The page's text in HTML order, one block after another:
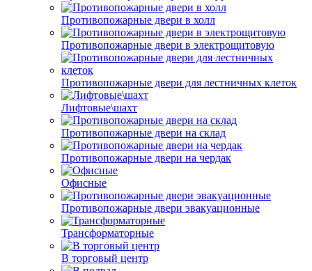
Противопожарные двери в холл
Противопожарные двери в электрощитовую
Противопожарные двери для лестничных клеток
Лифтовые\шахт
Противопожарные двери на склад
Противопожарные двери на чердак
Офисные
Противопожарные двери эвакуационные
Трансформаторные
В торговый центр